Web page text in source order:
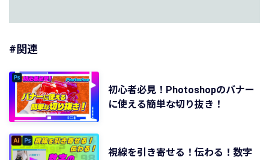
#関連
初心者必見！Photoshopのバナー
に使える簡単な切り抜き！
視線を引き寄せる！伝わる！数字